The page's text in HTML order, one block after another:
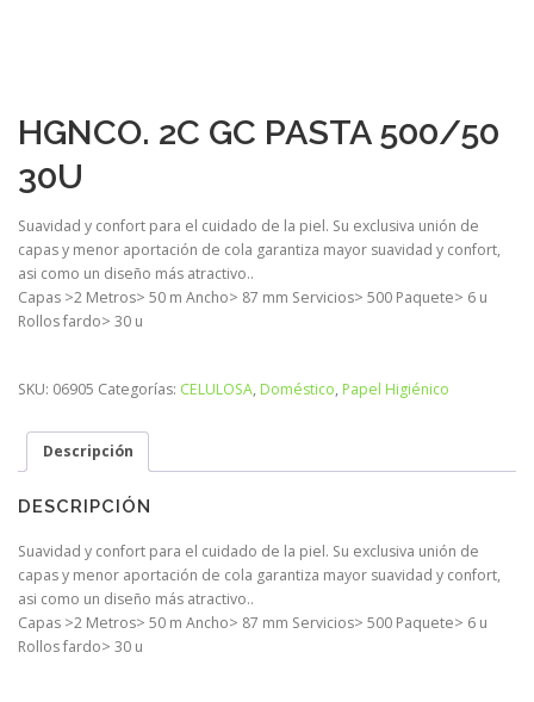
HGNCO. 2C GC PASTA 500/50
30U
Suavidad y confort para el cuidado de la piel. Su exclusiva unión de
capas y menor aportación de cola garantiza mayor suavidad y confort,
asi como un diseño más atractivo..
Capas >2 Metros> 50 m Ancho> 87 mm Servicios> 500 Paquete> 6 u
Rollos fardo> 30 u
SKU: 06905 Categorías: CELULOSA, Doméstico, Papel Higiénico
Descripción
DESCRIPCIÓN
Suavidad y confort para el cuidado de la piel. Su exclusiva unión de
capas y menor aportación de cola garantiza mayor suavidad y confort,
asi como un diseño más atractivo..
Capas >2 Metros> 50 m Ancho> 87 mm Servicios> 500 Paquete> 6 u
Rollos fardo> 30 u